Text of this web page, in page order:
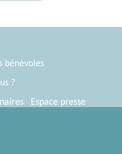
bénévoles
?
Espace presse